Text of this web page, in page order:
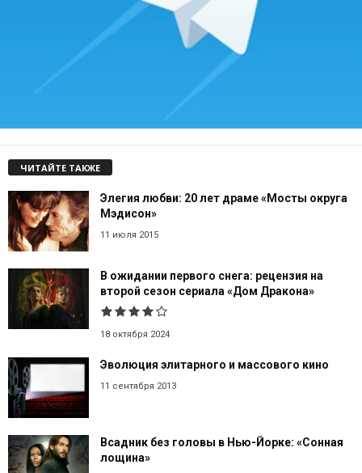
ЧИТАЙТЕ ТАКЖЕ
Элегия любви: 20 лет драме «Мосты округа
Мэдисон»
11 июля 2015
В ожидании первого снега: рецензия на
второй сезон сериала «Дом Дракона»
18 октября 2024
Эволюция элитарного и массового кино
11 сентября 2013
Всадник без головы в Нью-Йорке: «Сонная
лощина»